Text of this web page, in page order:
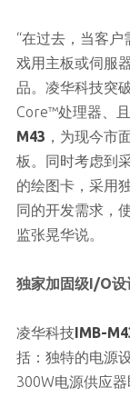
“在过去，当客
戏用主板或伺服
品。凌华科技突
Core™处理器、
M43 ，为现今市
板。同时考虑到
的绘图卡，采用
同的开发需求，
监张晃华说。
独家加固级I/O设
凌华科技IMB-
括：独特的电源
300W电源供应